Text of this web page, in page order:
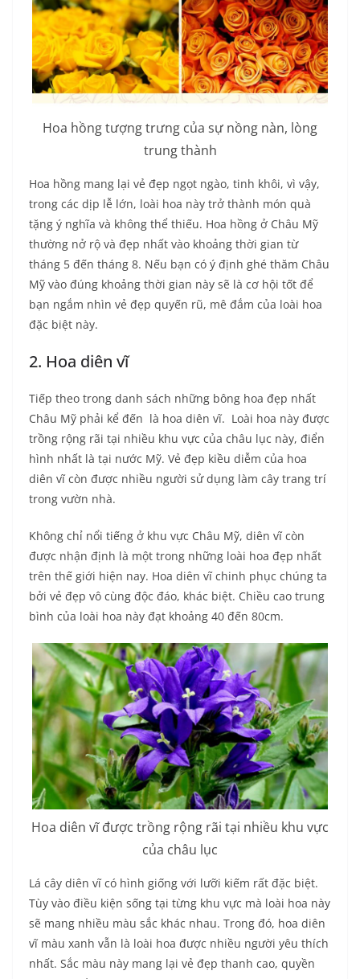
Hoa hồng tượng trưng của sự nồng nàn, lòng
trung thành
Hoa hồng mang lại vẻ đẹp ngọt ngào, tinh khôi, vì vậy,
trong các dịp lễ lớn, loài hoa này trở thành món quà
tặng ý nghĩa và không thể thiếu. Hoa hồng ở Châu Mỹ
thường nở rộ và đẹp nhất vào khoảng thời gian từ
tháng 5 đến tháng 8. Nếu bạn có ý định ghé thăm Châu
Mỹ vào đúng khoảng thời gian này sẽ là cơ hội tốt để
bạn ngắm nhìn vẻ đẹp quyến rũ, mê đắm của loài hoa
đặc biệt này.
2. Hoa diên vĩ
Tiếp theo trong danh sách những bông hoa đẹp nhất
Châu Mỹ phải kể đến là hoa diên vĩ. Loài hoa này được
trồng rộng rãi tại nhiều khu vực của châu lục này, điển
hình nhất là tại nước Mỹ. Vẻ đẹp kiều diễm của hoa
diên vĩ còn được nhiều người sử dụng làm cây trang trí
trong vườn nhà.
Không chỉ nổi tiếng ở khu vực Châu Mỹ, diên vĩ còn
được nhận định là một trong những loài hoa đẹp nhất
trên thế giới hiện nay. Hoa diên vĩ chinh phục chúng ta
bởi vẻ đẹp vô cùng độc đáo, khác biệt. Chiều cao trung
bình của loài hoa này đạt khoảng 40 đến 80cm.
Hoa diên vĩ được trồng rộng rãi tại nhiều khu vực
của châu lục
Lá cây diên vĩ có hình giống với lưỡi kiếm rất đặc biệt.
Tùy vào điều kiện sống tại từng khu vực mà loài hoa này
sẽ mang nhiều màu sắc khác nhau. Trong đó, hoa diên
vĩ màu xanh vẫn là loài hoa được nhiều người yêu thích
nhất. Sắc màu này mang lại vẻ đẹp thanh cao, quyền